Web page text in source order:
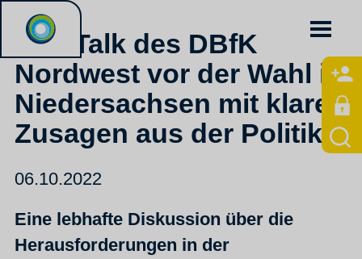
PolitTalk des DBfK
Nordwest vor der Wahl in
Niedersachsen mit klaren
Zusagen aus der Politik
06.10.2022
Eine lebhafte Diskussion über die
Herausforderungen in der